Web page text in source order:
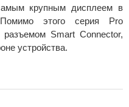
крупным дисплеем в
этого серия Pro
Smart Connector,
устройства.